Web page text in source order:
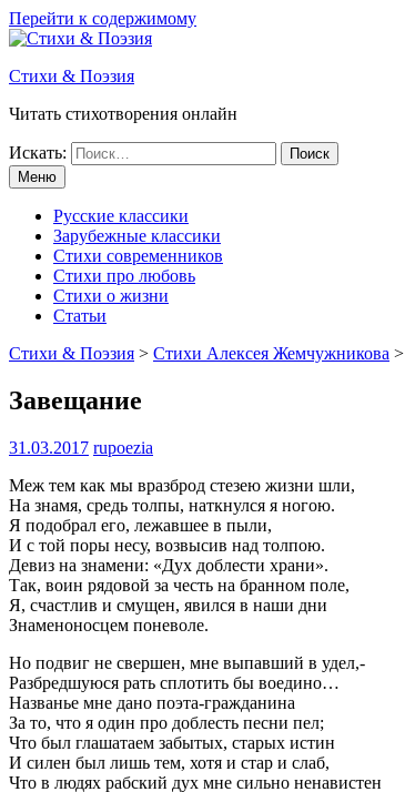
Перейти к содержимому
Стихи & Поэзия
Читать стихотворения онлайн
Искать:
Меню
Русские классики
Зарубежные классики
Стихи современников
Стихи про любовь
Стихи о жизни
Статьи
Стихи & Поэзия > Стихи Алексея Жемчужникова >
Завещание
31.03.2017 rupoezia
Меж тем как мы вразброд стезею жизни шли,
На знамя, средь толпы, наткнулся я ногою.
Я подобрал его, лежавшее в пыли,
И с той поры несу, возвысив над толпою.
Девиз на знамени: «Дух доблести храни».
Так, воин рядовой за честь на бранном поле,
Я, счастлив и смущен, явился в наши дни
Знаменоносцем поневоле.
Но подвиг не свершен, мне выпавший в удел,-
Разбредшуюся рать сплотить бы воедино…
Названье мне дано поэта-гражданина
За то, что я один про доблесть песни пел;
Что был глашатаем забытых, старых истин
И силен был лишь тем, хотя и стар и слаб,
Что в людях рабский дух мне сильно ненавистен